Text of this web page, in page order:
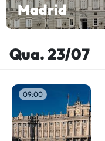
Madrid
Qua. 23/07
09:00